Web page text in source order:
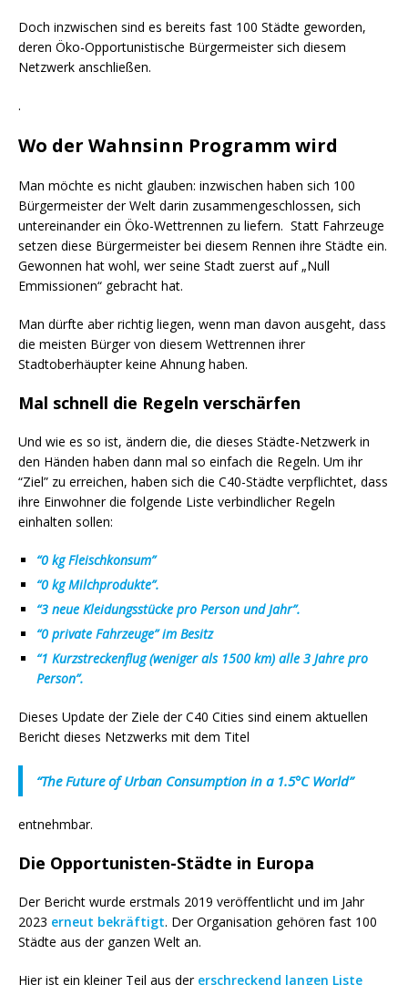
Doch inzwischen sind es bereits fast 100 Städte geworden,
deren Öko-Opportunistische Bürgermeister sich diesem
Netzwerk anschließen.
.
Wo der Wahnsinn Programm wird
Man möchte es nicht glauben: inzwischen haben sich 100
Bürgermeister der Welt darin zusammengeschlossen, sich
untereinander ein Öko-Wettrennen zu liefern. Statt Fahrzeuge
setzen diese Bürgermeister bei diesem Rennen ihre Städte ein.
Gewonnen hat wohl, wer seine Stadt zuerst auf „Null
Emmissionen“ gebracht hat.
Man dürfte aber richtig liegen, wenn man davon ausgeht, dass
die meisten Bürger von diesem Wettrennen ihrer
Stadtoberhäupter keine Ahnung haben.
Mal schnell die Regeln verschärfen
Und wie es so ist, ändern die, die dieses Städte-Netzwerk in
den Händen haben dann mal so einfach die Regeln. Um ihr
“Ziel” zu erreichen, haben sich die C40-Städte verpflichtet, dass
ihre Einwohner die folgende Liste verbindlicher Regeln
einhalten sollen:
“0 kg Fleischkonsum”
“0 kg Milchprodukte”.
“3 neue Kleidungsstücke pro Person und Jahr”.
“0 private Fahrzeuge” im Besitz
“1 Kurzstreckenflug (weniger als 1500 km) alle 3 Jahre pro
Person”.
Dieses Update der Ziele der C40 Cities sind einem aktuellen
Bericht dieses Netzwerks mit dem Titel
“The Future of Urban Consumption in a 1.5°C World”
entnehmbar.
Die Opportunisten-Städte in Europa
Der Bericht wurde erstmals 2019 veröffentlicht und im Jahr
2023 erneut bekräftigt. Der Organisation gehören fast 100
Städte aus der ganzen Welt an.
Hier ist ein kleiner Teil aus der erschreckend langen Liste